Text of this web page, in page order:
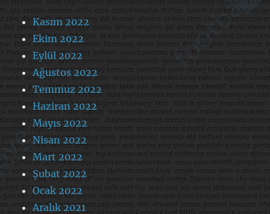
Kasım 2022
Ekim 2022
Eylül 2022
Ağustos 2022
Temmuz 2022
Haziran 2022
Mayıs 2022
Nisan 2022
Mart 2022
Şubat 2022
Ocak 2022
Aralık 2021